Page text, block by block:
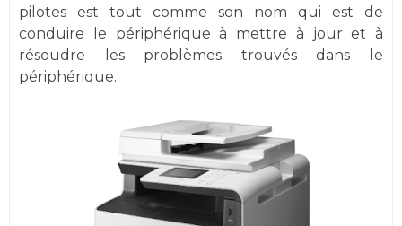
pilotes est tout comme son nom qui est de
conduire le périphérique à mettre à jour et à
résoudre les problèmes trouvés dans le
périphérique.